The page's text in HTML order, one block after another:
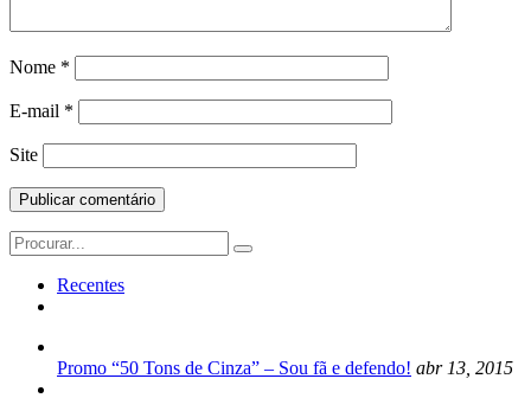
Nome *
E-mail *
Site
Search
for:
Recentes
Promo “50 Tons de Cinza” – Sou fã e defendo! abr 13, 2015